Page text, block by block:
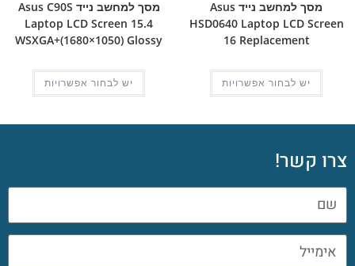
מסך למחשב נייד Asus
HSD0640 Laptop LCD Screen
16 Replacement
יש לבחור אפשרויות
מסך למחשב נייד Asus C90S
Laptop LCD Screen 15.4
WSXGA+(1680×1050) Glossy
יש לבחור אפשרויות
צרו קשר!